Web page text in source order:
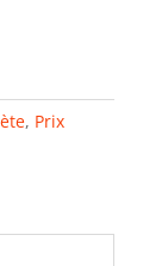
, Prix